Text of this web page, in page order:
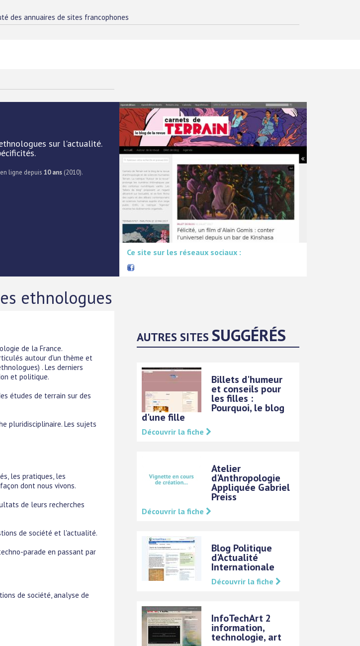
des annuaires de sites francophones
sur l'actualité.
ligne depuis 10 ans (2010).
Ce site sur les réseaux sociaux :
ethnologues
de la France.
autour d'un thème et
. Les derniers
et politique.
études de terrain sur des
pluridisciplinaire. Les sujets
les pratiques, les
dont nous vivons.
de leurs recherches
de société et l'actualité.
parade en passant par
de société, analyse de
AUTRES SITESSUGGÉRÉS
Billets d'humeur
et conseils pour
les filles :
Pourquoi, le blog
d'une fille
Découvrir la fiche
Atelier
d'Anthropologie
Appliquée Gabriel
Preiss
Découvrir la fiche
Blog Politique
d'Actualité
Internationale
Découvrir la fiche
InfoTechArt 2
information,
technologie, art